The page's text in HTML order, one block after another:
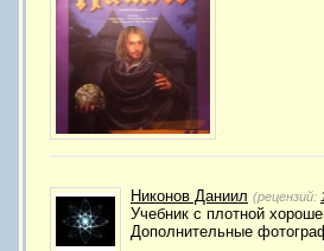
Никонов Даниил (рецензий:
Учебник с плотной
Дополнительные